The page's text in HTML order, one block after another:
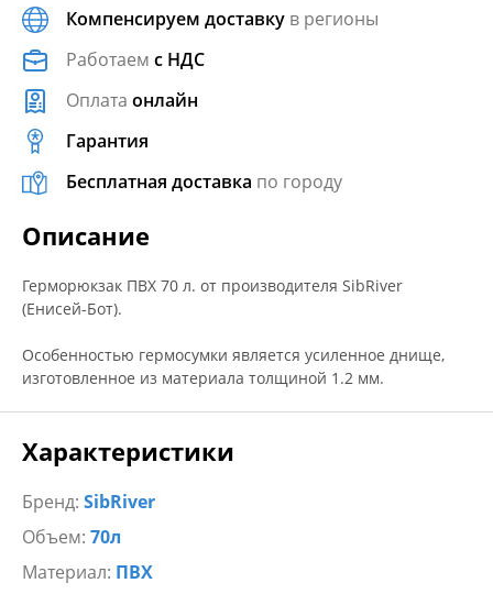
Компенсируем доставку в регионы
Работаем с НДС
Оплата онлайн
Гарантия
Бесплатная доставка по городу
Описание
Герморюкзак ПВХ 70 л. от производителя SibRiver
(Енисей-Бот).
Особенностью гермосумки является усиленное днище,
изготовленное из материала толщиной 1.2 мм.
Характеристики
Бренд: SibRiver
Объем: 70л
Материал: ПВХ